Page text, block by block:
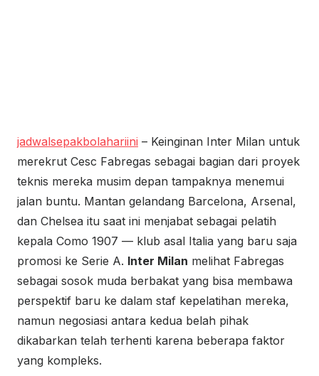
jadwalsepakbolahariini – Keinginan Inter Milan untuk
merekrut Cesc Fabregas sebagai bagian dari proyek
teknis mereka musim depan tampaknya menemui
jalan buntu. Mantan gelandang Barcelona, Arsenal,
dan Chelsea itu saat ini menjabat sebagai pelatih
kepala Como 1907 — klub asal Italia yang baru saja
promosi ke Serie A. Inter Milan melihat Fabregas
sebagai sosok muda berbakat yang bisa membawa
perspektif baru ke dalam staf kepelatihan mereka,
namun negosiasi antara kedua belah pihak
dikabarkan telah terhenti karena beberapa faktor
yang kompleks.